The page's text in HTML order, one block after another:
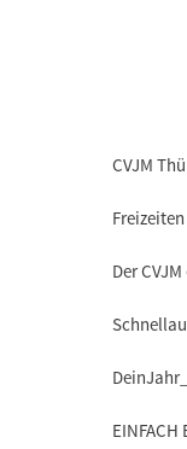
CVJM
Der